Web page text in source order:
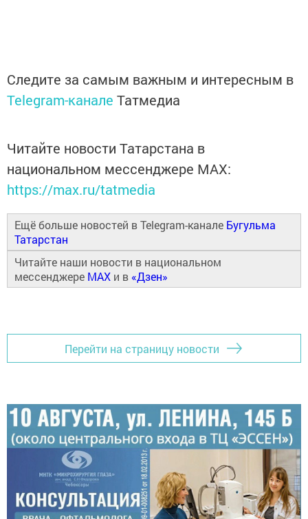
Следите за самым важным и интересным в
Telegram-канале Татмедиа
Читайте новости Татарстана в
национальном мессенджере MАХ:
https://max.ru/tatmedia
Ещё больше новостей в Telegram-канале Бугульма
Татарстан
Читайте наши новости в национальном
мессенджере MAX и в «Дзен»
Перейти на страницу новости